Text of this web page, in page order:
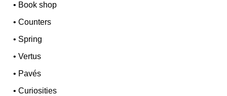
• Book shop
•Counters
• Spring
•Vertus
• Pavés
•Curiosities